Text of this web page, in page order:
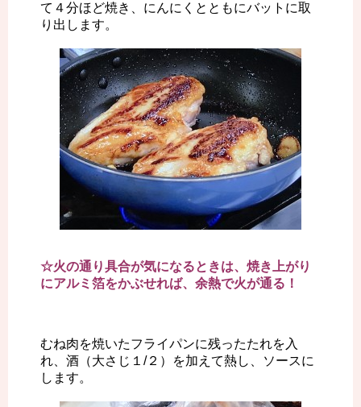
て４分ほど焼き、にんにくとともにバットに取
り出します。
☆火の通り具合が気になるときは、焼き上がり
にアルミ箔をかぶせれば、余熱で火が通る！
むね肉を焼いたフライパンに残ったたれを入
れ、酒（大さじ１/２）を加えて熱し、ソースに
します。